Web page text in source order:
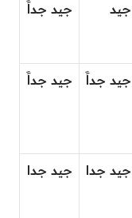
جيد جيد جداََ
جيد جداََ جيد جداََ
جيد جدا جيد جدا